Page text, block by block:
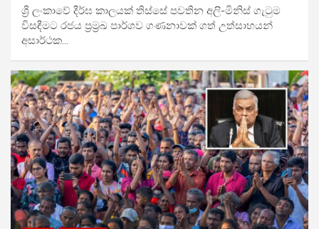
ශ්‍රී ලංකාවේ දීර්ඝ කාලයක් තිස්සේ පවතින අලි-මිනිස් ගැටුම
විසඳීමට රජය ප්‍රම්‍රඛ පාර්ශව ගණනාවක් ගත් උත්සාහයන්
අසාර්ථක…